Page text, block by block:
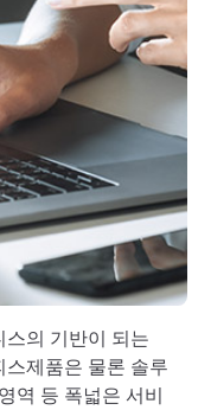
스의 기반이 되는
스제품은 물론 솔루
역 등 폭넓은 서비